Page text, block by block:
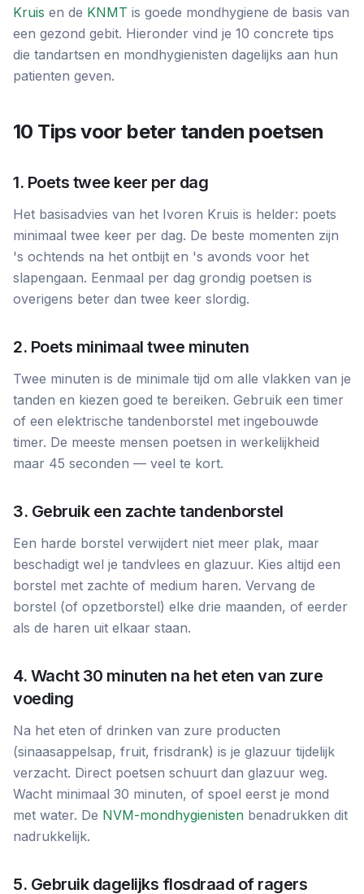
Kruis en de KNMT is goede mondhygiene de basis van
een gezond gebit. Hieronder vind je 10 concrete tips
die tandartsen en mondhygienisten dagelijks aan hun
patienten geven.
10 Tips voor beter tanden poetsen
1. Poets twee keer per dag
Het basisadvies van het Ivoren Kruis is helder: poets
minimaal twee keer per dag. De beste momenten zijn
's ochtends na het ontbijt en 's avonds voor het
slapengaan. Eenmaal per dag grondig poetsen is
overigens beter dan twee keer slordig.
2. Poets minimaal twee minuten
Twee minuten is de minimale tijd om alle vlakken van je
tanden en kiezen goed te bereiken. Gebruik een timer
of een elektrische tandenborstel met ingebouwde
timer. De meeste mensen poetsen in werkelijkheid
maar 45 seconden — veel te kort.
3. Gebruik een zachte tandenborstel
Een harde borstel verwijdert niet meer plak, maar
beschadigt wel je tandvlees en glazuur. Kies altijd een
borstel met zachte of medium haren. Vervang de
borstel (of opzetborstel) elke drie maanden, of eerder
als de haren uit elkaar staan.
4. Wacht 30 minuten na het eten van zure
voeding
Na het eten of drinken van zure producten
(sinaasappelsap, fruit, frisdrank) is je glazuur tijdelijk
verzacht. Direct poetsen schuurt dan glazuur weg.
Wacht minimaal 30 minuten, of spoel eerst je mond
met water. De NVM-mondhygienisten benadrukken dit
nadrukkelijk.
5. Gebruik dagelijks flosdraad of ragers